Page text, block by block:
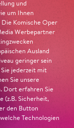
teilnahmslos
Wucht
ihres Spiels
nachfühlbar
Jury-
und
um Ihnen
Die Komische Oper
Werbepartner
Ausland
geringer sein
Sie jederzeit mit
Sie unsere
Dort erfahren Sie
(z.B. Sicherheit,
den Button
Technologien